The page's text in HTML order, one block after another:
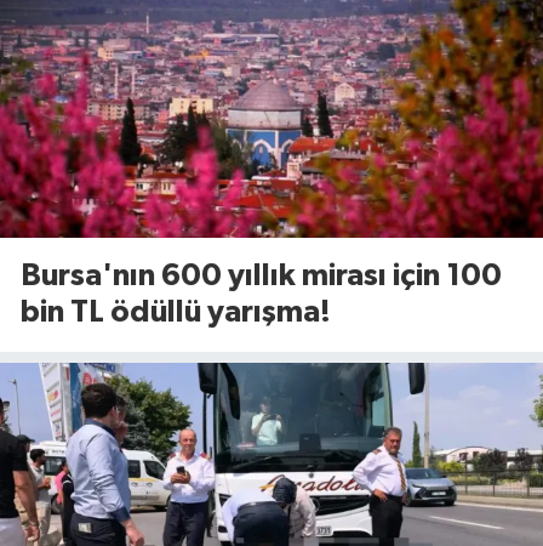
Bursa'nın 600 yıllık mirası için 100
bin TL ödüllü yarışma!